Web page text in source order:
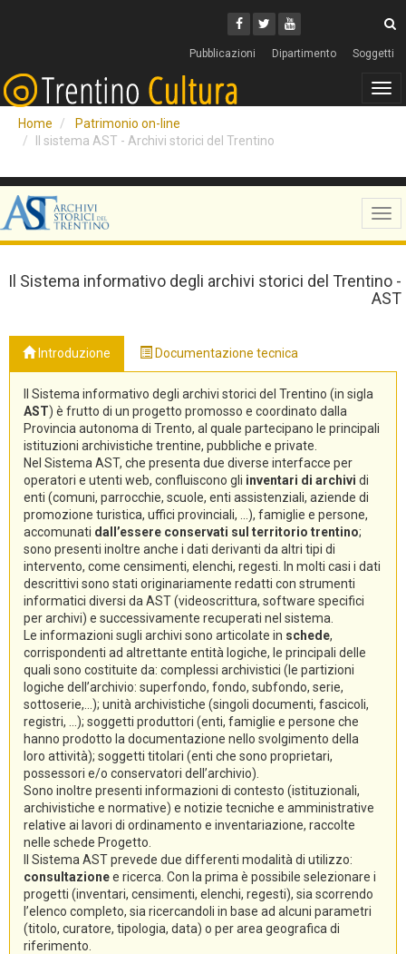
Facebook
Twitter
Youtube
Pubblicazioni Dipartimento Soggetti
Home
Patrimonio on-line
Il sistema AST - Archivi storici del Trentino
Il Sistema informativo degli archivi storici del Trentino -
AST
Introduzione Documentazione tecnica
Il Sistema informativo degli archivi storici del Trentino (in sigla
AST) è frutto di un progetto promosso e coordinato dalla
Provincia autonoma di Trento, al quale partecipano le principali
istituzioni archivistiche trentine, pubbliche e private.
Nel Sistema AST, che presenta due diverse interfacce per
operatori e utenti web, confluiscono gli inventari di archivi di
enti (comuni, parrocchie, scuole, enti assistenziali, aziende di
promozione turistica, uffici provinciali, ...), famiglie e persone,
accomunati dall’essere conservati sul territorio trentino;
sono presenti inoltre anche i dati derivanti da altri tipi di
intervento, come censimenti, elenchi, regesti. In molti casi i dati
descrittivi sono stati originariamente redatti con strumenti
informatici diversi da AST (videoscrittura, software specifici
per archivi) e successivamente recuperati nel sistema.
Le informazioni sugli archivi sono articolate in schede,
corrispondenti ad altrettante entità logiche, le principali delle
quali sono costituite da: complessi archivistici (le partizioni
logiche dell’archivio: superfondo, fondo, subfondo, serie,
sottoserie,...); unità archivistiche (singoli documenti, fascicoli,
registri, ...); soggetti produttori (enti, famiglie e persone che
hanno prodotto la documentazione nello svolgimento della
loro attività); soggetti titolari (enti che sono proprietari,
possessori e/o conservatori dell’archivio).
Sono inoltre presenti informazioni di contesto (istituzionali,
archivistiche e normative) e notizie tecniche e amministrative
relative ai lavori di ordinamento e inventariazione, raccolte
nelle schede Progetto.
Il Sistema AST prevede due differenti modalità di utilizzo:
consultazionee ricerca. Con la prima è possibile selezionare i
progetti (inventari, censimenti, elenchi, regesti), sia scorrendo
l’elenco completo, sia ricercandoli in base ad alcuni parametri
(titolo, curatore, tipologia, data) o per area geografica di
riferimento.